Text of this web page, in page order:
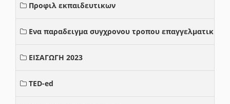
Προφιλ εκπαιδευτικων
Ενα παραδειγμα συγχρονου τροπου επαγγελματικης
ΕΙΣΑΓΩΓΗ 2023
TED-ed